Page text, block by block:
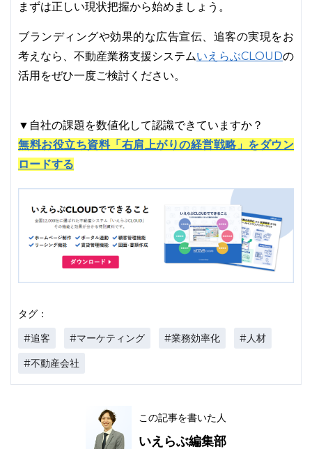
まずは正しい現状把握から始めましょう。
ブランディングや効果的な広告宣伝、追客の実現をお
考えなら、不動産業務支援システムいえらぶCLOUDの
活用をぜひ一度ご検討ください。
▼自社の課題を数値化して認識できていますか？
無料お役立ち資料「右肩上がりの経営戦略」をダウン
ロードする
タグ：
#追客 #マーケティング #業務効率化
#人材
#不動産会社
この記事を書いた人
いえらぶ編集部